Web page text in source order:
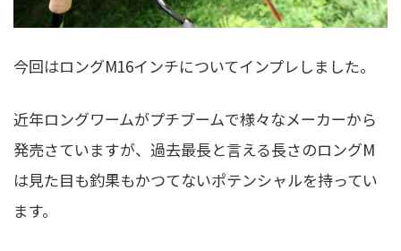
今回はロングM16インチについてインプレしました。
近年ロングワームがプチブームで様々なメーカーから
発売さていますが、過去最長と言える長さのロングM
は見た目も釣果もかつてないポテンシャルを持ってい
ます。